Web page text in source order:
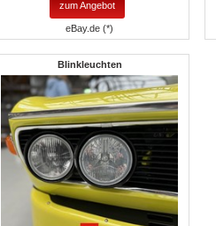
zum Angebot
eBay.de (*)
Blinkleuchten